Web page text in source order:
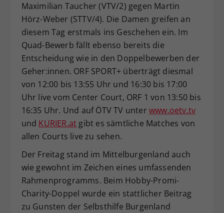
Maximilian Taucher (VTV/2) gegen Martin
Hörz-Weber (STTV/4). Die Damen greifen an
diesem Tag erstmals ins Geschehen ein. Im
Quad-Bewerb fällt ebenso bereits die
Entscheidung wie in den Doppelbewerben der
Geher:innen. ORF SPORT+ überträgt diesmal
von 12:00 bis 13:55 Uhr und 16:30 bis 17:00
Uhr live vom Center Court, ORF 1 von 13:50 bis
16:35 Uhr. Und auf ÖTV TV unter www.oetv.tv
und KURIER.at gibt es sämtliche Matches von
allen Courts live zu sehen.
Der Freitag stand im Mittelburgenland auch
wie gewohnt im Zeichen eines umfassenden
Rahmenprogramms. Beim Hobby-Promi-
Charity-Doppel wurde ein stattlicher Beitrag
zu Gunsten der Selbsthilfe Burgenland